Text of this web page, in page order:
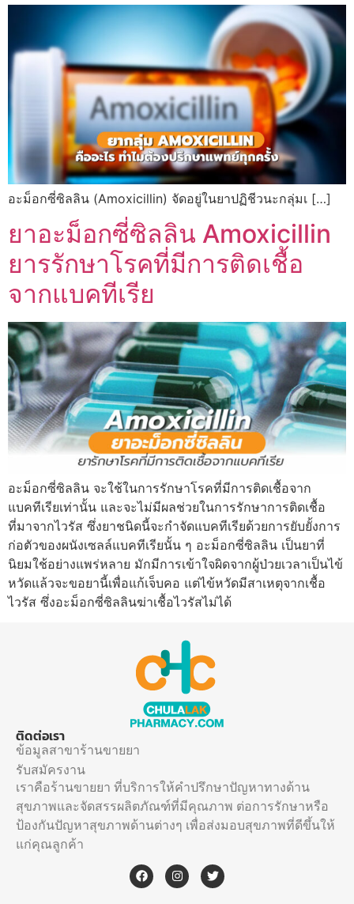
อะม็อกซี่ซิลลิน (Amoxicillin) จัดอยู่ในยาปฏิชีวนะกลุ่มเ […]
ยาอะม็อกซี่ซิลลิน Amoxicillin
ยารรักษาโรคที่มีการติดเชื้อ
จากแบคทีเรีย
อะม็อกซี่ซิลลิน จะใช้ในการรักษาโรคที่มีการติดเชื้อจาก
แบคทีเรียเท่านั้น และจะไม่มีผลช่วยในการรักษาการติดเชื้อ
ที่มาจากไวรัส ซึ่งยาชนิดนี้จะกำจัดแบคทีเรียด้วยการยับยั้งการ
ก่อตัวของผนังเซลล์แบคทีเรียนั้น ๆ อะม็อกซี่ซิลลิน เป็นยาที่
นิยมใช้อย่างแพร่หลาย มักมีการเข้าใจผิดจากผู้ป่วยเวลาเป็นไข้
หวัดแล้วจะขอยานี้เพื่อแก้เจ็บคอ แต่ไข้หวัดมีสาเหตุจากเชื้อ
ไวรัส ซึ่งอะม็อกซี่ซิลลินฆ่าเชื้อไวรัสไม่ได้
ติดต่อเรา
ข้อมูลสาขาร้านขายยา
รับสมัครงาน
เราคือร้านขายยา ที่บริการให้คำปรึกษาปัญหาทางด้าน
สุขภาพและจัดสรรผลิตภัณฑ์ที่มีคุณภาพ ต่อการรักษาหรือ
ป้องกันปัญหาสุขภาพด้านต่างๆ เพื่อส่งมอบสุขภาพที่ดีขึ้นให้
แก่คุณลูกค้า